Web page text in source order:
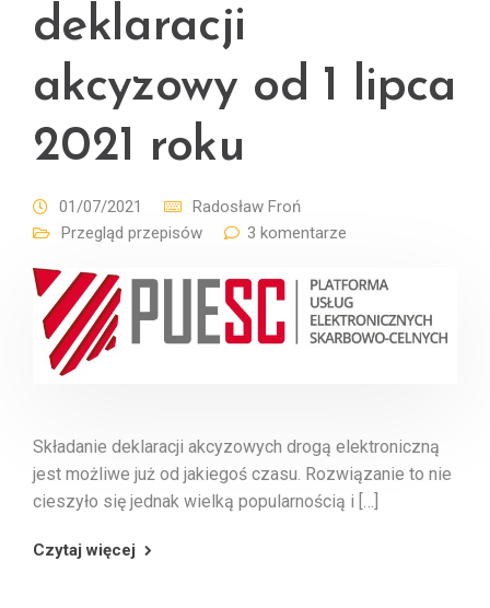
deklaracji
akcyzowy od 1 lipca
2021 roku
01/07/2021
Radosław Froń
Przegląd przepisów
3 komentarze
Składanie deklaracji akcyzowych drogą elektroniczną
jest możliwe już od jakiegoś czasu. Rozwiązanie to nie
cieszyło się jednak wielką popularnością i […]
Czytaj więcej